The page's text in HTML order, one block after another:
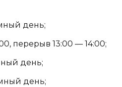
день;
перерыв 13:00 — 14:00;
день;
день;